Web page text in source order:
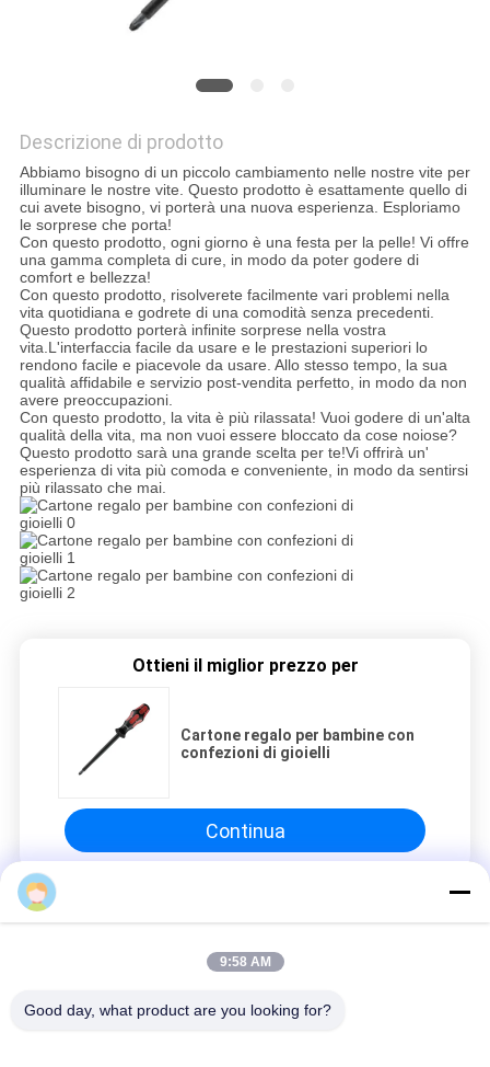
PREVENTIVO
DEL
SITO
POLITICA
SULLA
PRIVACY
Descrizione di prodotto
Abbiamo bisogno di un piccolo cambiamento nelle nostre vite per
illuminare le nostre vite. Questo prodotto è esattamente quello di
cui avete bisogno, vi porterà una nuova esperienza. Esploriamo
le sorprese che porta!
Con questo prodotto, ogni giorno è una festa per la pelle! Vi offre
una gamma completa di cure, in modo da poter godere di
comfort e bellezza!
Con questo prodotto, risolverete facilmente vari problemi nella
vita quotidiana e godrete di una comodità senza precedenti.
Questo prodotto porterà infinite sorprese nella vostra
vita.L'interfaccia facile da usare e le prestazioni superiori lo
rendono facile e piacevole da usare. Allo stesso tempo, la sua
qualità affidabile e servizio post-vendita perfetto, in modo da non
avere preoccupazioni.
Con questo prodotto, la vita è più rilassata! Vuoi godere di un'alta
qualità della vita, ma non vuoi essere bloccato da cose noiose?
Questo prodotto sarà una grande scelta per te!Vi offrirà un'
esperienza di vita più comoda e conveniente, in modo da sentirsi
più rilassato che mai.
Ottieni il miglior prezzo per
Cartone regalo per bambine con
confezioni di gioielli
Continua
Pareti divisorie in acciaio
Cartone regalo per bambine con confezioni di gioielli
Cartone regalo per bambine con confezioni di gioielli
9:58 AM
Good day, what product are you looking for?